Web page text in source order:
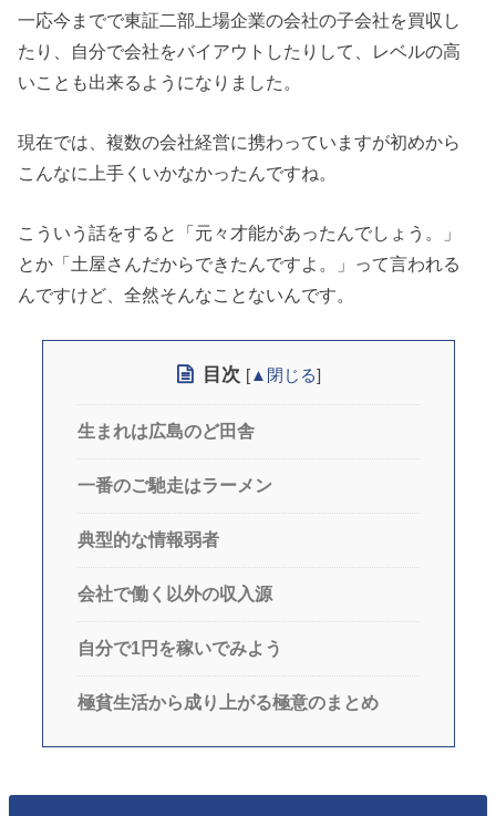
一応今までで東証二部上場企業の会社の子会社を買収し
たり、自分で会社をバイアウトしたりして、レベルの高
いことも出来るようになりました。
現在では、複数の会社経営に携わっていますが初めから
こんなに上手くいかなかったんですね。
こういう話をすると「元々才能があったんでしょう。」
とか「土屋さんだからできたんですよ。」って言われる
んですけど、全然そんなことないんです。
目次 [▲閉じる]
生まれは広島のど田舎
一番のご馳走はラーメン
典型的な情報弱者
会社で働く以外の収入源
自分で1円を稼いでみよう
極貧生活から成り上がる極意のまとめ